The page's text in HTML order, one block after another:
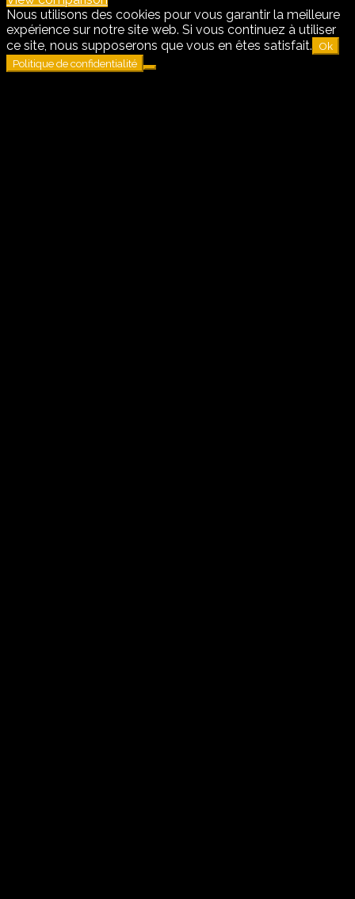
Nous utilisons des cookies pour vous garantir la meilleure
expérience sur notre site web. Si vous continuez à utiliser
ce site, nous supposerons que vous en êtes satisfait.
Ok
Politique de confidentialité